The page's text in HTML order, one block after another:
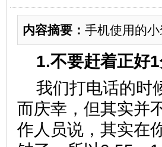
内容摘要： 手机使用的小
1.不要赶着正好
我们打电话的时
而庆幸，但其实并
作人员说，其实在